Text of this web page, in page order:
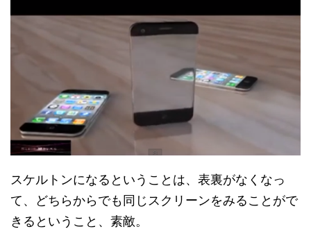
スケルトンになるということは、表裏がなくなっ
て、どちらからでも同じスクリーンをみることがで
きるということ、素敵。